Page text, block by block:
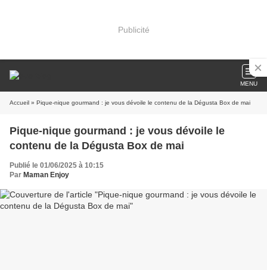
Publicité
MENU
Accueil » Pique-nique gourmand : je vous dévoile le contenu de la Dégusta Box de mai
Pique-nique gourmand : je vous dévoile le
contenu de la Dégusta Box de mai
Publié le 01/06/2025 à 10:15
Par Maman Enjoy